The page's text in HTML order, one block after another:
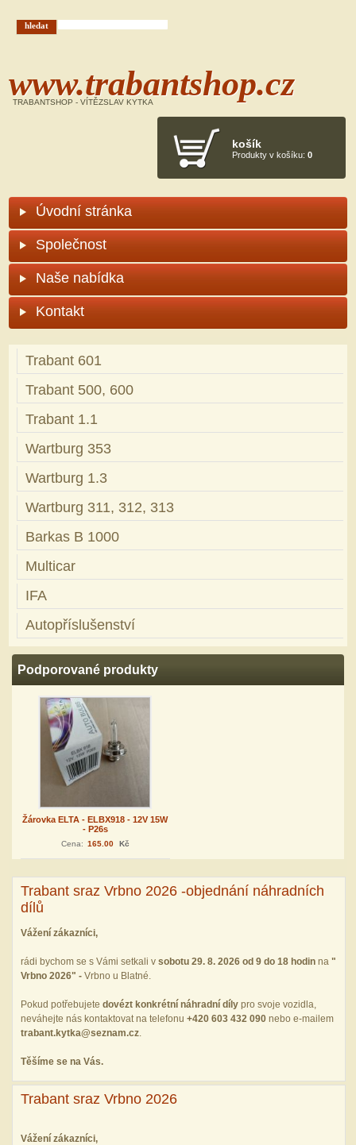
www.trabantshop.cz
TRABANTSHOP - VÍTĚZSLAV KYTKA
košík
Produkty v košíku: 0
Úvodní stránka
Společnost
Naše nabídka
Kontakt
Hledáčekhledat
Trabant 601
Trabant 500, 600
Trabant 1.1
Wartburg 353
Wartburg 1.3
Wartburg 311, 312, 313
Barkas B 1000
Multicar
IFA
Autopříslušenství
Podporované produkty
Žárovka ELTA - ELBX918 - 12V 15W
- P26s
Cena: 165.00 Kč
Trabant sraz Vrbno 2026 -objednání náhradních
dílů
Vážení zákazníci,
rádi bychom se s Vámi setkali vsobotu 29. 8. 2026 od 9 do 18 hodin na "
Vrbno 2026" -Vrbno u Blatné.
Pokud potřebujetedovézt konkrétní náhradní díly pro svoje vozidla,
neváhejte nás kontaktovat na telefonu+420 603 432 090 nebo e‑mailem
trabant.kytka@seznam.cz.
Těšíme se na Vás.
Trabant sraz Vrbno 2026
Vážení zákazníci,